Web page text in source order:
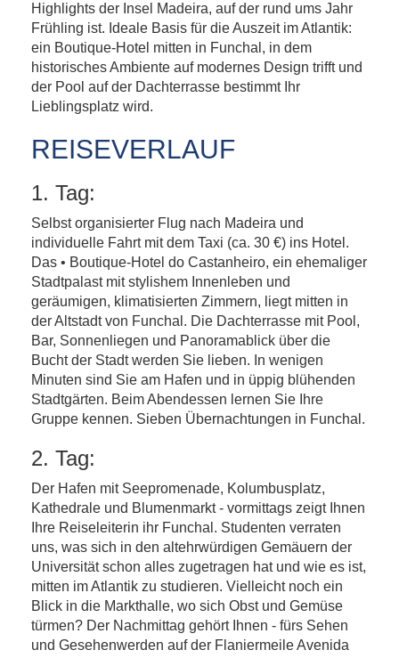
Highlights der Insel Madeira, auf der rund ums Jahr
Frühling ist. Ideale Basis für die Auszeit im Atlantik:
ein Boutique-Hotel mitten in Funchal, in dem
historisches Ambiente auf modernes Design trifft und
der Pool auf der Dachterrasse bestimmt Ihr
Lieblingsplatz wird.
REISEVERLAUF
1. Tag:
Selbst organisierter Flug nach Madeira und
individuelle Fahrt mit dem Taxi (ca. 30 €) ins Hotel.
Das • Boutique-Hotel do Castanheiro, ein ehemaliger
Stadtpalast mit stylishem Innenleben und
geräumigen, klimatisierten Zimmern, liegt mitten in
der Altstadt von Funchal. Die Dachterrasse mit Pool,
Bar, Sonnenliegen und Panoramablick über die
Bucht der Stadt werden Sie lieben. In wenigen
Minuten sind Sie am Hafen und in üppig blühenden
Stadtgärten. Beim Abendessen lernen Sie Ihre
Gruppe kennen. Sieben Übernachtungen in Funchal.
2. Tag:
Der Hafen mit Seepromenade, Kolumbusplatz,
Kathedrale und Blumenmarkt - vormittags zeigt Ihnen
Ihre Reiseleiterin ihr Funchal. Studenten verraten
uns, was sich in den altehrwürdigen Gemäuern der
Universität schon alles zugetragen hat und wie es ist,
mitten im Atlantik zu studieren. Vielleicht noch ein
Blick in die Markthalle, wo sich Obst und Gemüse
türmen? Der Nachmittag gehört Ihnen - fürs Sehen
und Gesehenwerden auf der Flaniermeile Avenida